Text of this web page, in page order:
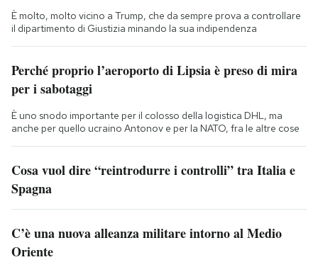
È molto, molto vicino a Trump, che da sempre prova a controllare
il dipartimento di Giustizia minando la sua indipendenza
Perché proprio l’aeroporto di Lipsia è preso di mira
per i sabotaggi
È uno snodo importante per il colosso della logistica DHL, ma
anche per quello ucraino Antonov e per la NATO, fra le altre cose
Cosa vuol dire “reintrodurre i controlli” tra Italia e
Spagna
C’è una nuova alleanza militare intorno al Medio
Oriente